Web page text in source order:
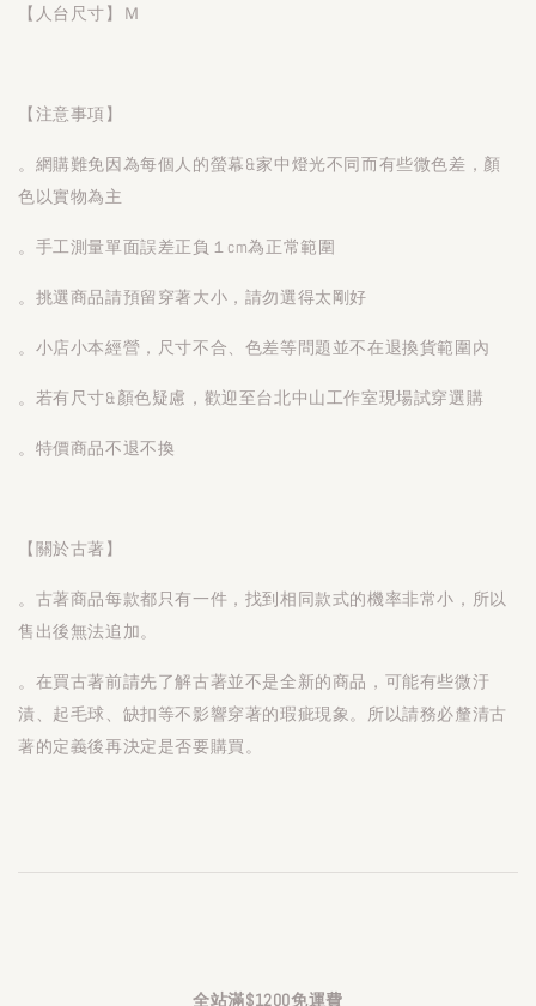
【人台尺寸】Ｍ
【注意事項】
。網購難免因為每個人的螢幕&家中燈光不同而有些微色差，顏
色以實物為主
。手工測量單面誤差正負１cm為正常範圍
。挑選商品請預留穿著大小，請勿選得太剛好
。小店小本經營，尺寸不合、色差等問題並不在退換貨範圍內
。若有尺寸&顏色疑慮，歡迎至台北中山工作室現場試穿選購
。特價商品不退不換
【關於古著】
。古著商品每款都只有一件，找到相同款式的機率非常小，所以
售出後無法追加。
。在買古著前請先了解古著並不是全新的商品，可能有些微汙
漬、起毛球、缺扣等不影響穿著的瑕疵現象。所以請務必釐清古
著的定義後再決定是否要購買。
全站滿$1200免運費